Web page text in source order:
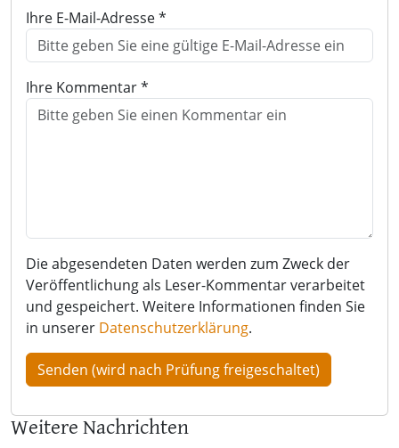
Ihre E-Mail-Adresse *
Ihre Kommentar *
Die abgesendeten Daten werden zum Zweck der
Veröffentlichung als Leser-Kommentar verarbeitet
und gespeichert. Weitere Informationen finden Sie
in unserer Datenschutzerklärung.
Weitere Nachrichten